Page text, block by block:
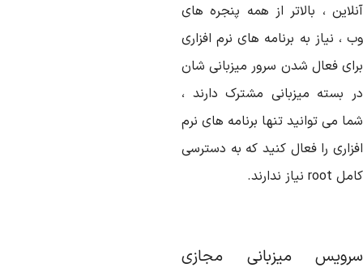
، بالاتر از همه پنجره های
، نیاز به برنامه های نرم افزاری
فعال شدن سرور میزبانی شان
بسته میزبانی مشترک دارند ،
می توانید تنها برنامه های نرم
را فعال کنید که به دسترسی
rootنیاز ندارند.
میزبانی مجازی